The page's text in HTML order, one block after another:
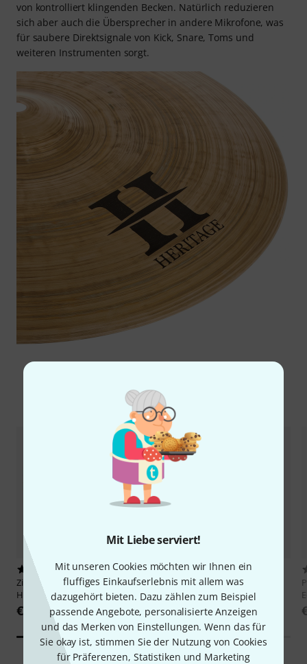
Mit Liebe serviert!
Mit unseren Cookies möchten wir Ihnen ein
fluffiges Einkaufserlebnis mit allem was
dazugehört bieten. Dazu zählen zum Beispiel
passende Angebote, personalisierte Anzeigen
und das Merken von Einstellungen. Wenn das für
Sie okay ist, stimmen Sie der Nutzung von Cookies
für Präferenzen, Statistiken und Marketing
von kontrolliert klingenden Becken. Natürlich reduzieren
sich aber auch die Übersprecher in andere Mikrofone, was
für saubere Direktsignale von Kick, Snare, Toms und
weiteren Instrumenten sorgt.
Zubehör & passende Artikel
9
Zildjian
14" S Series Mastersound
HiHat
€ 278
553
MilleniumHH-901 Pro Series
€ 88